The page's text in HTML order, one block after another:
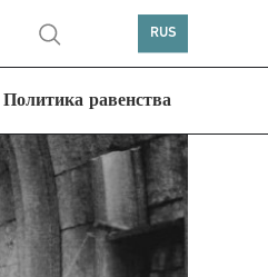
RUS
Политика равенства